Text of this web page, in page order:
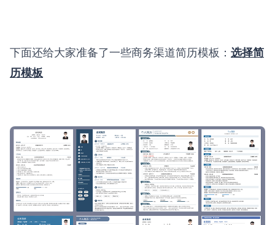
下面还给大家准备了一些商务渠道简历模板： 选择简
历模板